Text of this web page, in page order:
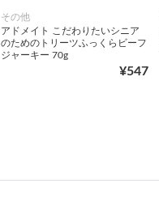
その他
アドメイト こだわりたいシニア
のためのトリーツふっくらビーフ
ジャーキー 70g
¥547